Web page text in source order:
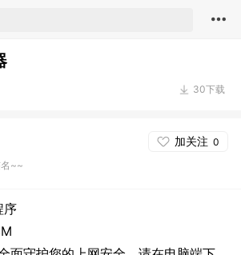
30下载
加关注 0
~~
序